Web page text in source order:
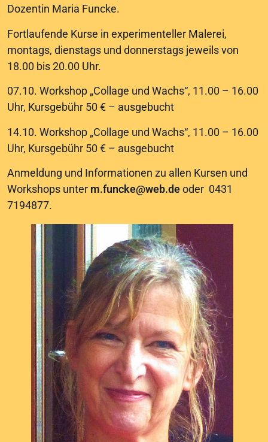
Dozentin Maria Funcke.
Fortlaufende Kurse in experimenteller Malerei,
montags, dienstags und donnerstags jeweils von
18.00 bis 20.00 Uhr.
07.10. Workshop „Collage und Wachs“, 11.00 – 16.00
Uhr, Kursgebühr 50 € – ausgebucht
14.10. Workshop „Collage und Wachs“, 11.00 – 16.00
Uhr, Kursgebühr 50 € – ausgebucht
Anmeldung und Informationen zu allen Kursen und
Workshops unter m.funcke@web.deoder 0431
7194877.